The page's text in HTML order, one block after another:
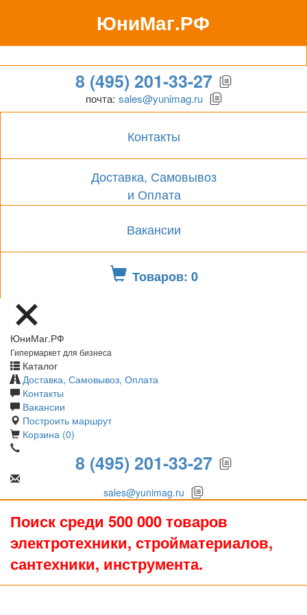
ЮниМаг.РФ
Гипермаркет для бизнеса
8 (495) 201-33-27
почта: sales@yunimag.ru
Контакты
Доставка, Самовывоз
и Оплата
Вакансии
Товаров: 0
ЮниМаг.РФ
Гипермаркет для бизнеса
Каталог
Доставка, Самовывоз, Оплата
Контакты
Вакансии
Построить маршрут
Корзина (0)
8 (495) 201-33-27
sales@yunimag.ru
Поиск среди 500 000 товаров
электротехники, стройматериалов,
сантехники, инструмента.